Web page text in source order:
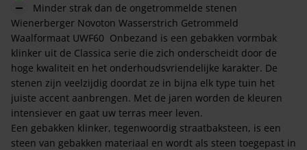
Minder strak dan de ongetrommelde stenen
Wienerberger Novoton Wasserstrich Getrommeld
Waalformaat UWF60 Onbezand is een gebakken vormbak
klinker uit de Classica serie die zich onderscheidt door de
hoge kwaliteit en het onderhoudsvriendelijke karakter. De
stenen zijn veelzijdig doordat ze in bijna elk type tuin het
juiste accent aanbrengen. Met de jaren worden de kleuren
intensiever en gaat uw terras meer leven.
Een gebakken klinker, tegenwoordig straatbaksteen, is een
steen van gebakken materiaal en wordt als steen toegepast in